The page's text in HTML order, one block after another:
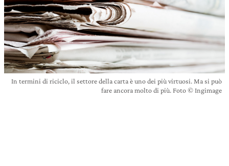
In termini di riciclo, il settore della carta è uno dei più virtuosi. Ma si può
fare ancora molto di più. Foto © Ingimage